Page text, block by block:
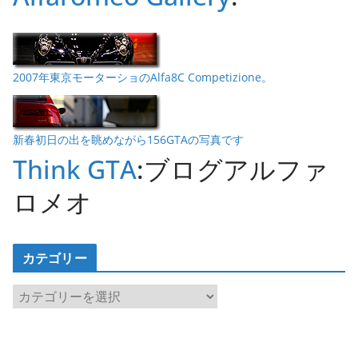
2007年東京モーターショのAlfa8C Competizione。
新春初日の出を眺めながら156GTAの写真です
Think GTA:ブログアルファ
ロメオ
カテゴリー
カ
テ